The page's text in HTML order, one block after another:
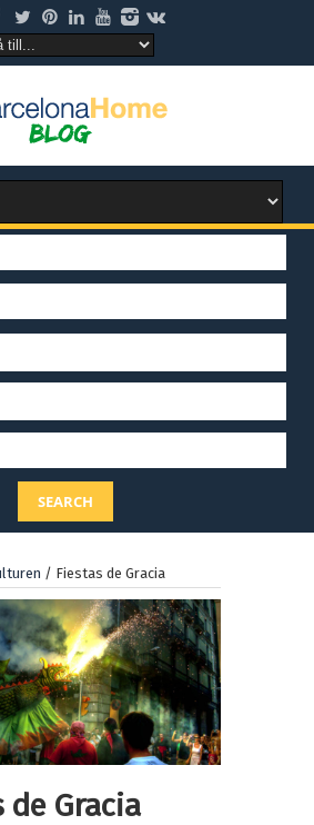
SEARCH
/ Fiestas de Gracia
de Gracia